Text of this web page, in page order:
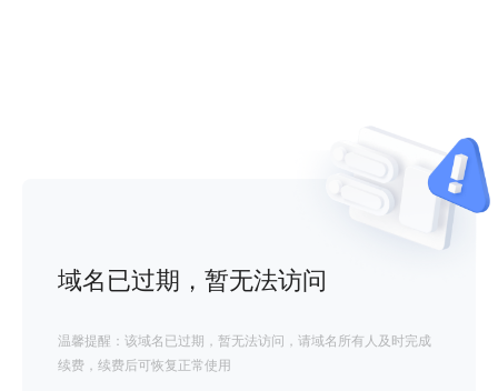
域名已过期，暂无法访问
温馨提醒：该域名已过期，暂无法访问，请域名所有人及时完成
续费，续费后可恢复正常使用